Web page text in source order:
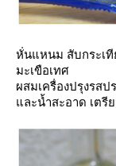
หั่นแหนม สับกระเ
มะเขือเทศ
ผสมเครื่องปรุงรส
ละน้ำสะอาด เตรี